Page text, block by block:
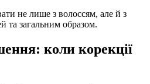
не лише з волоссям, але й з
та загальним образом.
коли корекції